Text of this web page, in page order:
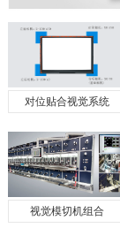
对位贴合视觉系统
视觉模切机组合